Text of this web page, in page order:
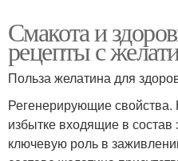
Смакота и
рецепты с
Польза желатина для
Регенерирующие свойства.
избытке входящие в состав
ключевую роль в